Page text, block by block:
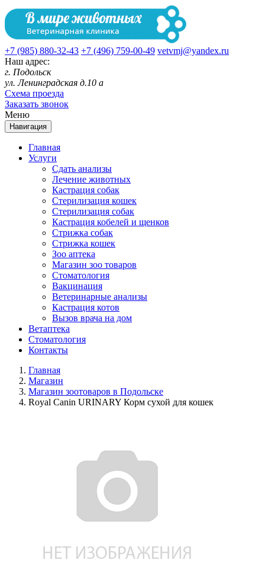
+7 (985) 880-32-43 +7 (496) 759-00-49 vetvmj@yandex.ru
Наш адрес:
г. Подольск
ул. Ленинградская д.10 а
Схема проезда
Заказать звонок
Меню
Навигация
Главная
Услуги
Сдать анализы
Лечение животных
Кастрация собак
Стерилизация кошек
Стерилизация собак
Кастрация кобелей и щенков
Стрижка собак
Стрижка кошек
Зоо аптека
Магазин зоо товаров
Стоматология
Вакцинация
Ветеринарные анализы
Кастрация котов
Вызов врача на дом
Ветаптека
Стоматология
Контакты
Главная
Магазин
Магазин зоотоваров в Подольске
Royal Canin URINARY Корм сухой для кошек